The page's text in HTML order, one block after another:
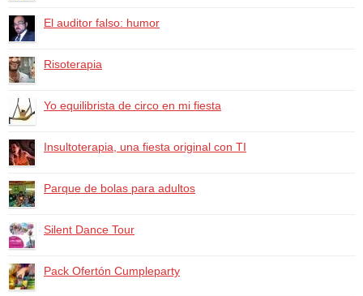
El auditor falso: humor
Risoterapia
Yo equilibrista de circo en mi fiesta
Insultoterapia, una fiesta original con TI
Parque de bolas para adultos
Silent Dance Tour
Pack Ofertón Cumpleparty